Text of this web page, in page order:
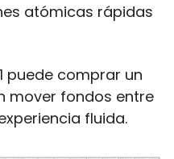
atómicas rápidas
puede comprar un
mover fondos entre
fluida.